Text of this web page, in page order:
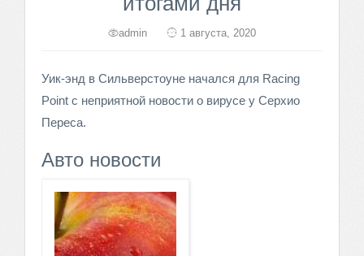
admin 1 августа, 2020
Уик-энд в Сильверстоуне начался для Racing
Point с неприятной новости о вирусе у Серхио
Переса.
Авто новости